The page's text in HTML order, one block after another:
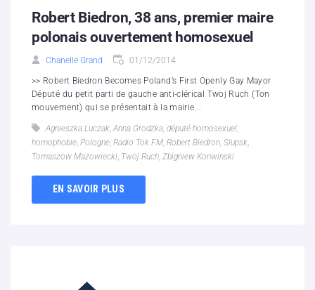
Robert Biedron, 38 ans, premier maire
polonais ouvertement homosexuel
Chanelle Grand 01/12/2014
>> Robert Biedron Becomes Poland’s First Openly Gay Mayor
Député du petit parti de gauche anti-clérical Twoj Ruch (Ton
mouvement) qui se présentait à la mairie...
Agnieszka Luczak Anna Grodzka député homosexuel
homophobie Pologne Radio Tok FM Robert Biedron Slupsk
Tomaszow Mazowiecki Twoj Ruch Zbigniew Konwinski
EN SAVOIR PLUS